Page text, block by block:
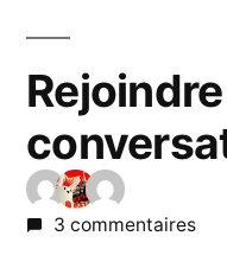
3 commentaires